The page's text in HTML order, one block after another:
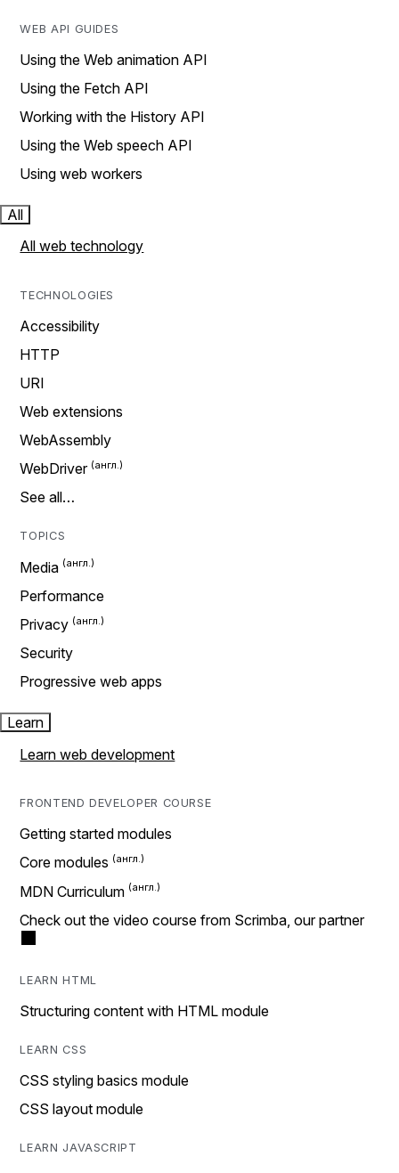
WEB API GUIDES
Using the Web animation API
Using the Fetch API
Working with the History API
Using the Web speech API
Using web workers
All
All web technology
TECHNOLOGIES
Accessibility
HTTP
URI
Web extensions
WebAssembly
WebDriver
See all…
TOPICS
Media
Performance
Privacy
Security
Progressive web apps
Learn
Learn web development
FRONTEND DEVELOPER COURSE
Getting started modules
Core modules
MDN Curriculum
Check out the video course from Scrimba, our partner
LEARN HTML
Structuring content with HTML module
LEARN CSS
CSS styling basics module
CSS layout module
LEARN JAVASCRIPT